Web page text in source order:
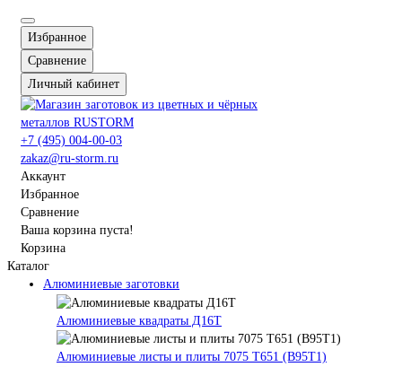
Избранное
Сравнение
Личный кабинет
+7 (495) 004-00-03
zakaz@ru-storm.ru
Аккаунт
Избранное
Сравнение
Ваша корзина пуста!
Корзина
Каталог
Алюминиевые заготовки
Алюминиевые квадраты Д16Т
Алюминиевые листы и плиты 7075 Т651 (В95Т1)